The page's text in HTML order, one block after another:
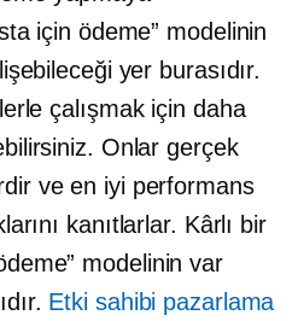
için ödeme” modelinin
yer burasıdır.
çalışmak için daha
Onlar gerçek
ve en iyi performans
kanıtlarlar. Kârlı bir
modelinin var
Etki sahibi pazarlama